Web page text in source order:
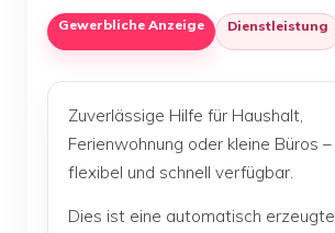
Gewerbliche Anzeige Dienstleistung
Zuverlässige Hilfe für Haushalt,
Ferienwohnung oder kleine Büros –
flexibel und schnell verfügbar.
Dies ist eine automatisch erzeugte